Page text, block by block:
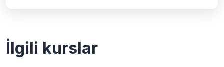
İlgili kurslar